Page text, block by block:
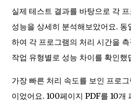
실제 테스트 결과를 바탕으로 각
성능을 상세히 분석해보았어요. 동
하여 각 프로그램의 처리 시간을
작업 유형별로 성능 차이를 확인했
가장 빠른 처리 속도를 보인 프로
이었어요. 100페이지 PDF를 10개